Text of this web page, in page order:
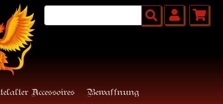
Accessoires
Bewaffnung